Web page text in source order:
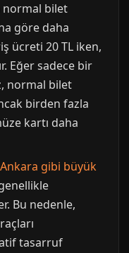
normal bilet
göre daha
ücreti 20 TL iken,
Eğer sadece bir
normal bilet
birden fazla
kartı daha
Ankara gibi büyük
Bu nedenle,
tasarruf